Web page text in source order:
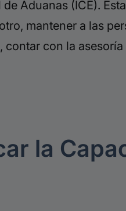
Aduanas (ICE).
mantener a las
con la asesoría
la